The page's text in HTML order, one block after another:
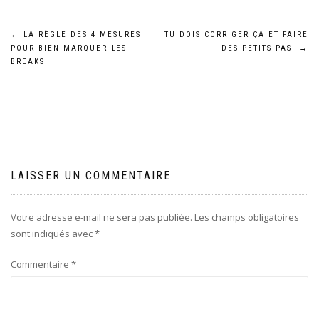
Navigation
de
←
LA RÈGLE DES 4 MESURES
POUR BIEN MARQUER LES
BREAKS
TU DOIS CORRIGER ÇA ET FAIRE
DES PETITS PAS
→
LAISSER UN COMMENTAIRE
Votre adresse e-mail ne sera pas publiée. Les champs obligatoires
sont indiqués avec*
Commentaire *